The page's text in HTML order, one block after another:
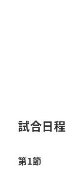
試合日程
第1節